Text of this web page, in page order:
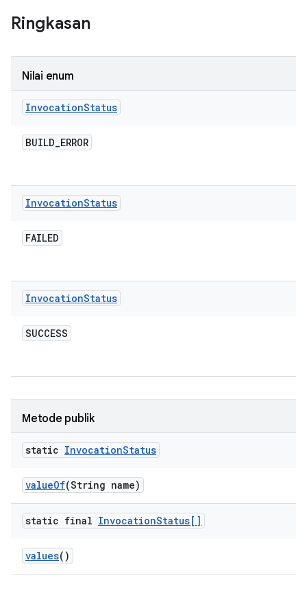
Ringkasan
Nilai enum
InvocationStatus
BUILD_ERROR
InvocationStatus
FAILED
InvocationStatus
SUCCESS
Metode publik
static InvocationStatus
valueOf(String name)
static final InvocationStatus[]
values()